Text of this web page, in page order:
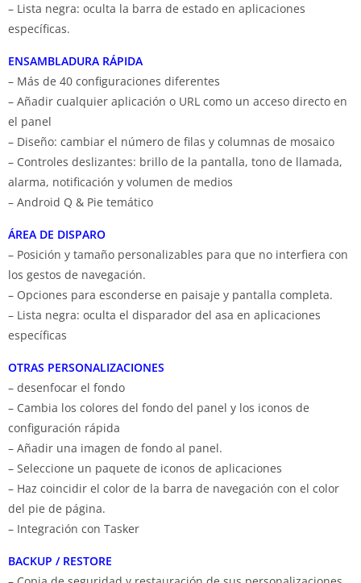
– Lista negra: oculta la barra de estado en aplicaciones
específicas.
ENSAMBLADURA RÁPIDA
– Más de 40 configuraciones diferentes
– Añadir cualquier aplicación o URL como un acceso directo en
el panel
– Diseño: cambiar el número de filas y columnas de mosaico
– Controles deslizantes: brillo de la pantalla, tono de llamada,
alarma, notificación y volumen de medios
– Android Q & Pie temático
ÁREA DE DISPARO
– Posición y tamaño personalizables para que no interfiera con
los gestos de navegación.
– Opciones para esconderse en paisaje y pantalla completa.
– Lista negra: oculta el disparador del asa en aplicaciones
específicas
OTRAS PERSONALIZACIONES
– desenfocar el fondo
– Cambia los colores del fondo del panel y los iconos de
configuración rápida
– Añadir una imagen de fondo al panel.
– Seleccione un paquete de iconos de aplicaciones
– Haz coincidir el color de la barra de navegación con el color
del pie de página.
– Integración con Tasker
BACKUP / RESTORE